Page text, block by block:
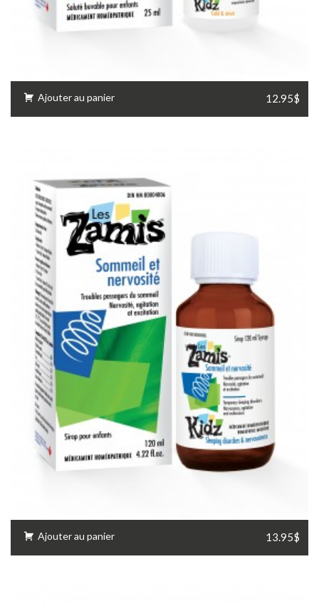
Ajouter au panier 12.95$
Ajouter au panier 13.95$